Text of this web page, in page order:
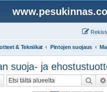
& Tekniikat Pintojen suojaus
suoja- ja
Etsi